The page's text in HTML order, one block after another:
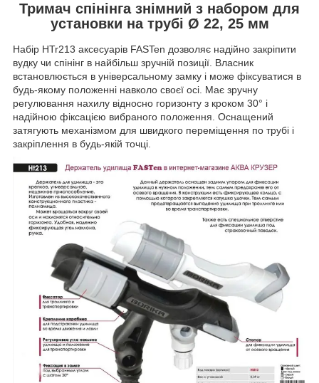
Тримач спінінга знімний з набором для
установки на трубі Ø 22, 25 мм
Набір HTr213 аксесуарів FASTen дозволяє надійно закріпити
вудку чи спінінг в найбільш зручній позиції. Власник
встановлюється в універсальному замку і може фіксуватися в
будь-якому положенні навколо своєї осі. Має зручну
регулювання нахилу відносно горизонту з кроком 30° і
надійною фіксацією вибраного положення. Оснащений
затягують механізмом для швидкого переміщення по трубі і
закріплення в будь-якій точці.